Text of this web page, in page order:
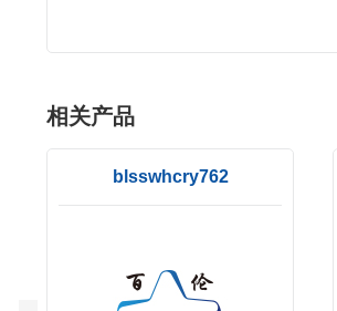
相关产品
blsswhcry762